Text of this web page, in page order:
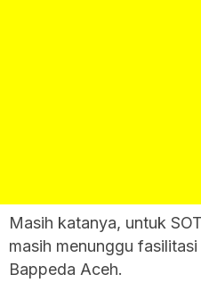
Masih katanya, untuk
masih menunggu
Bappeda Aceh.